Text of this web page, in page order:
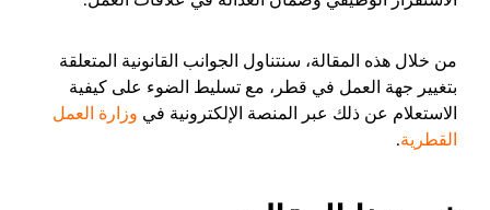
من خلال هذه المقالة، سنتناول الجوانب القانونية المتعلقة
بتغيير جهة العمل في قطر، مع تسليط الضوء على كيفية
الاستعلام عن ذلك عبر المنصة الإلكترونية في وزارة العمل
القطرية.